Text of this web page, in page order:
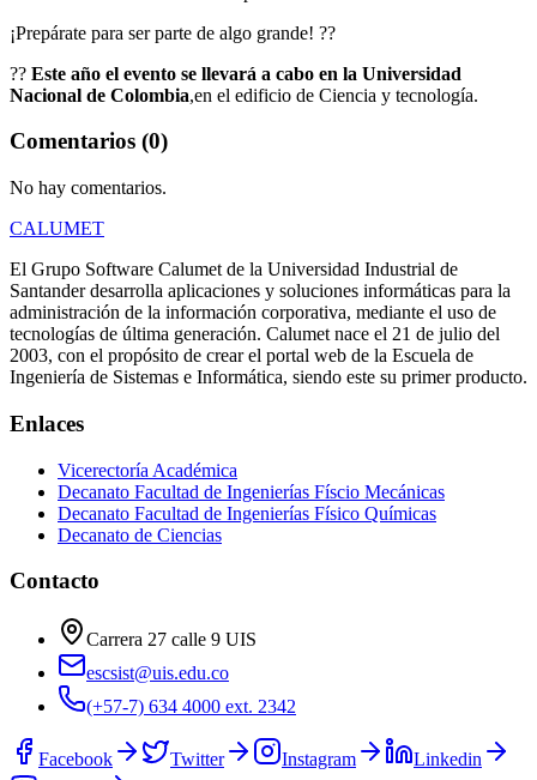
¡Prepárate para ser parte de algo grande! ??
?? Este año el evento se llevará a cabo en la Universidad
Nacional de Colombia,en el edificio de Ciencia y tecnología.
Comentarios (0)
No hay comentarios.
CALUMET
El Grupo Software Calumet de la Universidad Industrial de
Santander desarrolla aplicaciones y soluciones informáticas para la
administración de la información corporativa, mediante el uso de
tecnologías de última generación. Calumet nace el 21 de julio del
2003, con el propósito de crear el portal web de la Escuela de
Ingeniería de Sistemas e Informática, siendo este su primer producto.
Enlaces
Vicerectoría Académica
Decanato Facultad de Ingenierías Físcio Mecánicas
Decanato Facultad de Ingenierías Físico Químicas
Decanato de Ciencias
Contacto
Carrera 27 calle 9 UIS
escsist@uis.edu.co
(+57-7) 634 4000 ext. 2342
Facebook Twitter Instagram
Linkedin